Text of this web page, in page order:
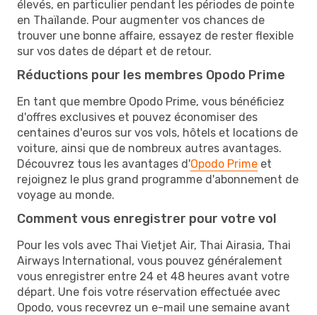
élevés, en particulier pendant les périodes de pointe
en Thaïlande. Pour augmenter vos chances de
trouver une bonne affaire, essayez de rester flexible
sur vos dates de départ et de retour.
Réductions pour les membres Opodo Prime
En tant que membre Opodo Prime, vous bénéficiez
d'offres exclusives et pouvez économiser des
centaines d'euros sur vos vols, hôtels et locations de
voiture, ainsi que de nombreux autres avantages.
Découvrez tous les avantages d'Opodo Prime et
rejoignez le plus grand programme d'abonnement de
voyage au monde.
Comment vous enregistrer pour votre vol
Pour les vols avec Thai Vietjet Air, Thai Airasia, Thai
Airways International, vous pouvez généralement
vous enregistrer entre 24 et 48 heures avant votre
départ. Une fois votre réservation effectuée avec
Opodo, vous recevrez un e-mail une semaine avant